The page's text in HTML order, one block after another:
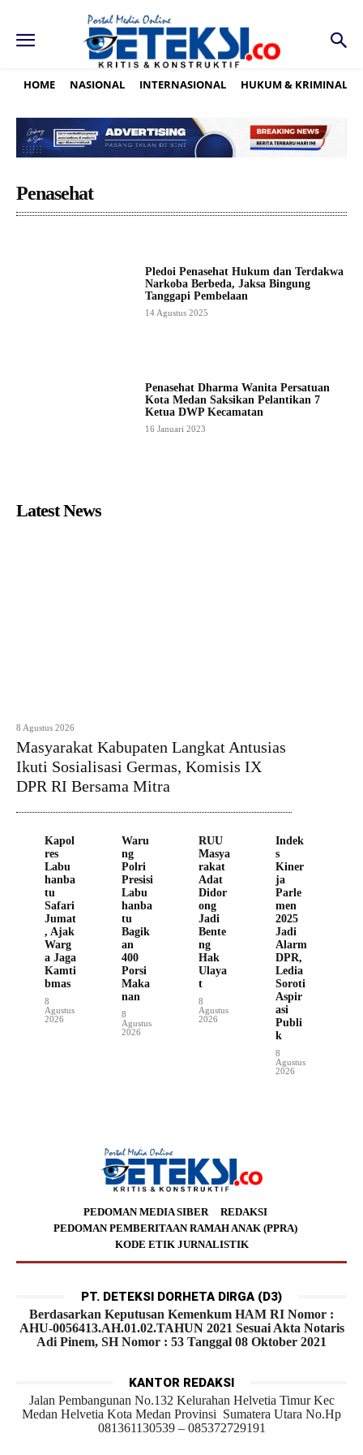
HOME NASIONAL INTERNASIONAL HUKUM & KRIMINAL
Penasehat
Pledoi Penasehat Hukum dan Terdakwa
Narkoba Berbeda, Jaksa Bingung
Tanggapi Pembelaan
14 Agustus 2025
Penasehat Dharma Wanita Persatuan
Kota Medan Saksikan Pelantikan 7
Ketua DWP Kecamatan
16 Januari 2023
Latest News
8 Agustus 2026
Masyarakat Kabupaten Langkat Antusias
Ikuti Sosialisasi Germas, Komisis IX
DPR RI Bersama Mitra
Kapol
res
Labu
hanba
tu
Safari
Jumat
, Ajak
Warg
a Jaga
Kamti
bmas
8
Agustus
2026
Waru
ng
Polri
Presisi
Labu
hanba
tu
Bagik
an
400
Porsi
Maka
nan
8
Agustus
2026
RUU
Masya
rakat
Adat
Didor
ong
Jadi
Bente
ng
Hak
Ulaya
t
8
Agustus
2026
Indek
s
Kiner
ja
Parle
men
2025
Jadi
Alarm
DPR,
Ledia
Soroti
Aspir
asi
Publi
k
8
Agustus
2026
PEDOMAN MEDIA SIBER
REDAKSI
PEDOMAN PEMBERITAAN RAMAH ANAK (PPRA)
KODE ETIK JURNALISTIK
PT. DETEKSI DORHETA DIRGA (D3)
Berdasarkan Keputusan Kemenkum HAM RI Nomor :
AHU-0056413.AH.01.02.TAHUN 2021 Sesuai Akta Notaris
Adi Pinem, SH Nomor : 53 Tanggal 08 Oktober 2021
KANTOR REDAKSI
Jalan Pembangunan No.132 Kelurahan Helvetia Timur Kec
Medan Helvetia Kota Medan Provinsi Sumatera Utara No.Hp
081361130539 – 085372729191